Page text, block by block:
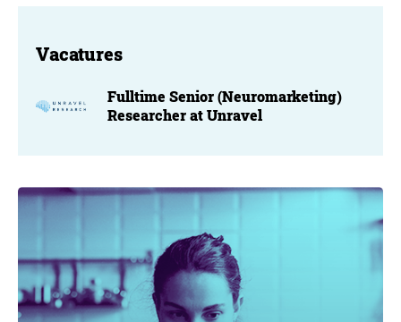
Vacatures
Fulltime Senior (Neuromarketing)
Researcher at Unravel